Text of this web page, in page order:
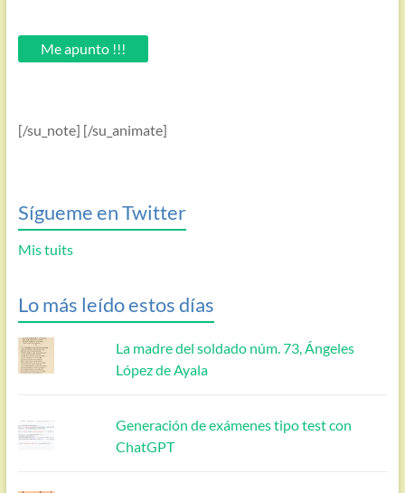
email.Me apunto !!!
[/su_note] [/su_animate]
Sígueme en Twitter
Mis tuits
Lo más leído estos días
La madre del soldado núm. 73, Ángeles
López de Ayala
Generación de exámenes tipo test con
ChatGPT